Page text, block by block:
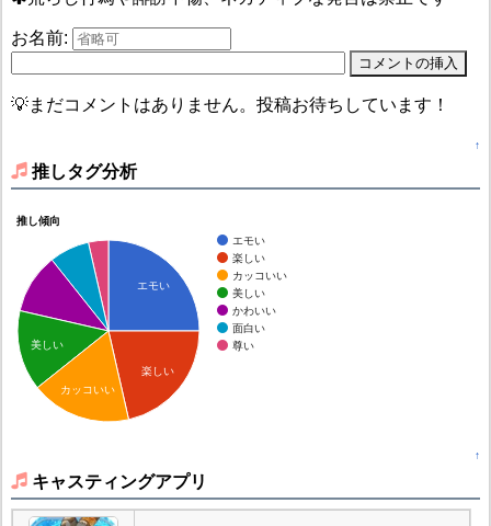
お名前:
💡まだコメントはありません。投稿お待ちしています！
↑
推しタグ分析
推し傾向
エモい
楽しい
カッコいい
美しい
かわいい
面白い
尊い
エモい
楽しい
美しい
カッコいい
↑
キャスティングアプリ